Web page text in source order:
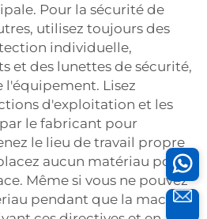
Pour la sécurité de
utilisez toujours des
individuelle,
et des lunettes de sécurité,
l'équipement. Lisez
d'exploitation et les
le fabricant pour
le lieu de travail propre
aucun matériau pour
Même si vous ne pouvez
pendant que la machine